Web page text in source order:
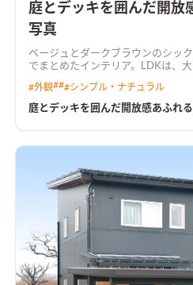
庭とデッキを囲んだ開放
写真
ベージュとダークブラウンのシッ
でまとめたインテリア。LDKは、
ペースを１階に設け、くつろぎな
に過ごせる住まいになっています。
#外観###シンプル・ナチュラル
庭とデッキを囲んだ開放感あふれ